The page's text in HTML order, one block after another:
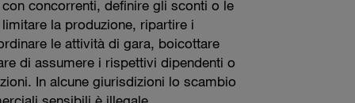
concorrenti, definire gli sconti o le
la produzione, ripartire i
le attività di gara, boicottare
di assumere i rispettivi dipendenti o
In alcune giurisdizioni lo scambio